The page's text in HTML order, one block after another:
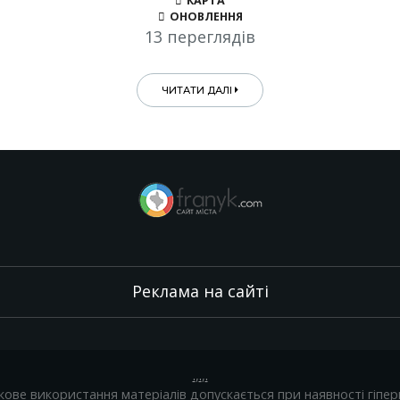
ОНОВЛЕННЯ
13 переглядів
ЧИТАТИ ДАЛІ
Реклама на сайті
.,.,.
використання матеріалів допускається при наявності